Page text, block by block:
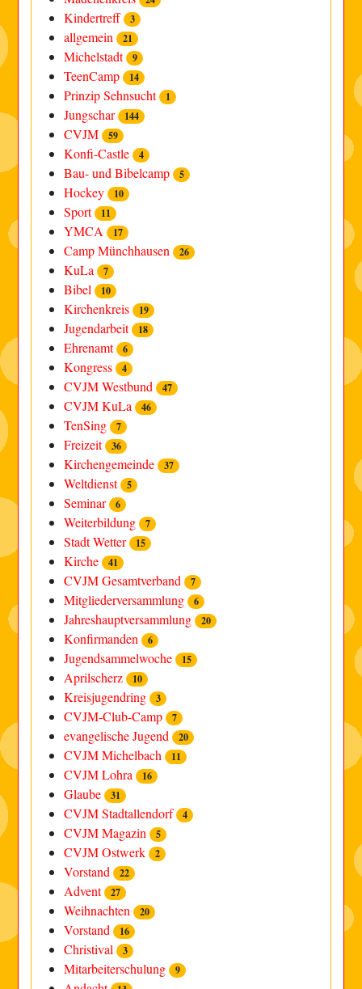
Kindertreff 3
allgemein 21
Michelstadt 9
TeenCamp 14
Prinzip Sehnsucht 1
Jungschar 144
CVJM 59
Konfi-Castle 4
Bau- und Bibelcamp 5
Hockey 10
Sport 11
YMCA 17
Camp Münchhausen 26
KuLa 7
Bibel 10
Kirchenkreis 19
Jugendarbeit 18
Ehrenamt 6
Kongress 4
CVJM Westbund 47
CVJM KuLa 46
TenSing 7
Freizeit 36
Kirchengemeinde 37
Weltdienst 5
Seminar 6
Weiterbildung 7
Stadt Wetter 15
Kirche 41
CVJM Gesamtverband 7
Mitgliederversammlung 6
Jahreshauptversammlung 20
Konfirmanden 6
Jugendsammelwoche 15
Aprilscherz 10
Kreisjugendring 3
CVJM-Club-Camp 7
evangelische Jugend 20
CVJM Michelbach 11
CVJM Lohra 16
Glaube 31
CVJM Stadtallendorf 4
CVJM Magazin 5
CVJM Ostwerk 2
Vorstand 22
Advent 27
Weihnachten 20
Vorstand 16
Christival 3
Mitarbeiterschulung 9